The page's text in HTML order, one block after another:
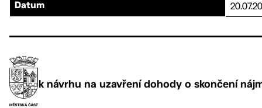
Datum
k návrhu na uzavření dohody o skončení